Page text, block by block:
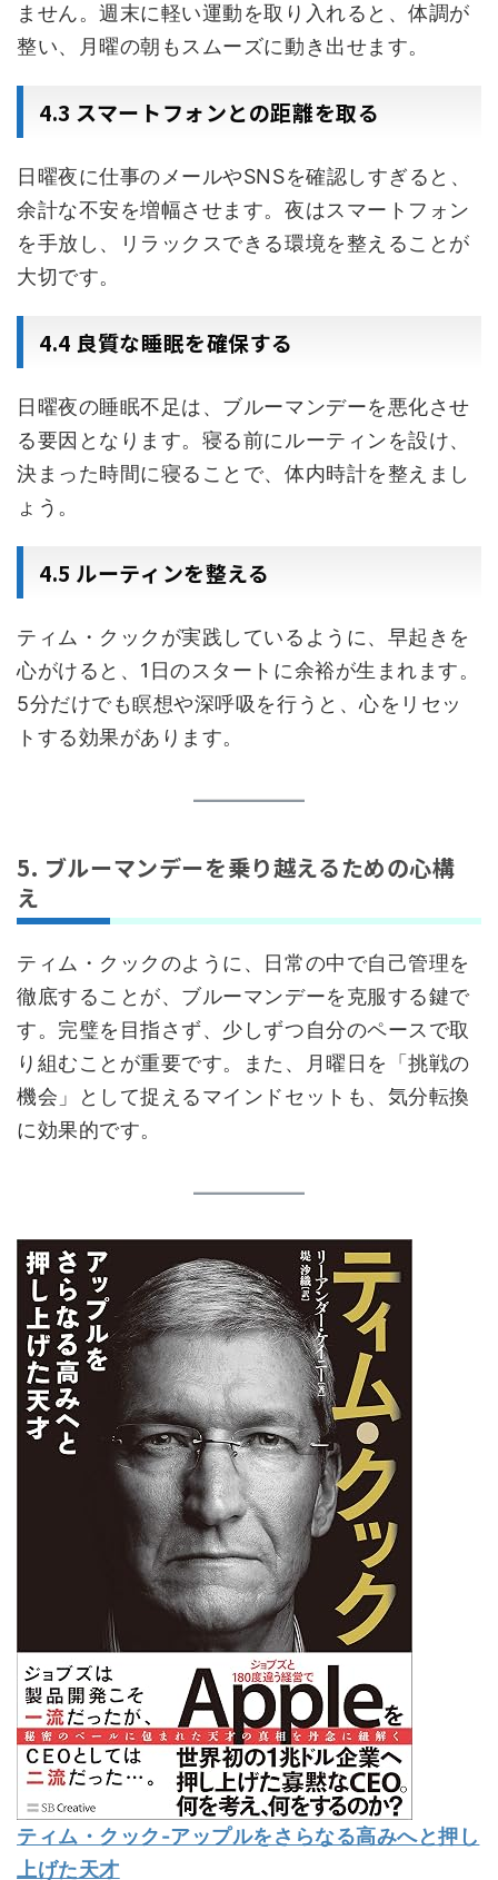
ません。週末に軽い運動を取り入れると、体調が
整い、月曜の朝もスムーズに動き出せます。
4.3 スマートフォンとの距離を取る
日曜夜に仕事のメールやSNSを確認しすぎると、
余計な不安を増幅させます。夜はスマートフォン
を手放し、リラックスできる環境を整えることが
大切です。
4.4 良質な睡眠を確保する
日曜夜の睡眠不足は、ブルーマンデーを悪化させ
る要因となります。寝る前にルーティンを設け、
決まった時間に寝ることで、体内時計を整えまし
ょう。
4.5 ルーティンを整える
ティム・クックが実践しているように、早起きを
心がけると、1日のスタートに余裕が生まれます。
5分だけでも瞑想や深呼吸を行うと、心をリセッ
トする効果があります。
5. ブルーマンデーを乗り越えるための心構
え
ティム・クックのように、日常の中で自己管理を
徹底することが、ブルーマンデーを克服する鍵で
す。完璧を目指さず、少しずつ自分のペースで取
り組むことが重要です。また、月曜日を「挑戦の
機会」として捉えるマインドセットも、気分転換
に効果的です。
ティム・クック-アップルをさらなる高みへと押し
上げた天才